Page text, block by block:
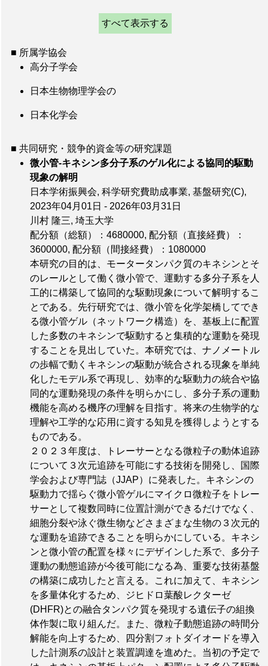
すべて表示する
■ 所属学協会
高分子学会
日本生物物理学会の
日本化学会
■ 共同研究・競争的資金等の研究課題
微小管-キネシン多分子系のゲル化による協同的駆動
現象の解明
日本学術振興会, 科学研究費助成事業, 基盤研究(C),
2023年04月01日 - 2026年03月31日
川村 隆三, 埼玉大学
配分額（総額）：4680000, 配分額（直接経費）：
3600000, 配分額（間接経費）：1080000
本研究の目的は、モータータンパク質のキネシンとそ
のレールとして働く微小管で、運動する多分子系を人
工的に構築して協同的な駆動現象について解明するこ
とである。先行研究では、微小管を化学架橋してでき
る微小管ゲル（ネットワーク構造）を、基板上に配置
した多数のキネシンで駆動すると集積的な運動を発現
することを見出していた。本研究では、ナノメートル
の歩幅で動くキネシンの駆動が統合される現象を単純
化したモデル系で再現し、効率的な駆動力の統合や協
同的な運動発現の条件を明らかにし、多分子系の運動
機能を高める機序の理解を目指す。将来の生物学的な
理解や工学的な応用に資する知見を獲得しようとする
ものである。
２０２３年度は、トレーサーとなる微粒子の動体追跡
について３次元追跡を可能にする技術を開発し、国際
学会および専門誌（JJAP）に発表した。キネシンの
駆動力で揺らぐ微小管ゲルにマイクロ微粒子をトレー
サーとして複数同時に位置計測ができるだけでなく、
細胞分裂や泳ぐ微生物などさまざまな生物の３次元的
な運動を追跡できることを明らかにしている。キネシ
ンと微小管の配置を様々にデザインした系で、多分子
運動の動態追跡が今後可能になる為、重要な技術基盤
の構築に成功したと言える。これに加えて、キネシン
を多量体化するため、ジヒドロ葉酸レクターゼ
(DHFR)との融合タンパク質を発現する遺伝子の組換
体作製に取り組んだ。また、微粒子動態追跡の時間分
解能を向上するため、四分割フォトダイオードを導入
した計測系の設計と装置調達を進めた。当初の予定で